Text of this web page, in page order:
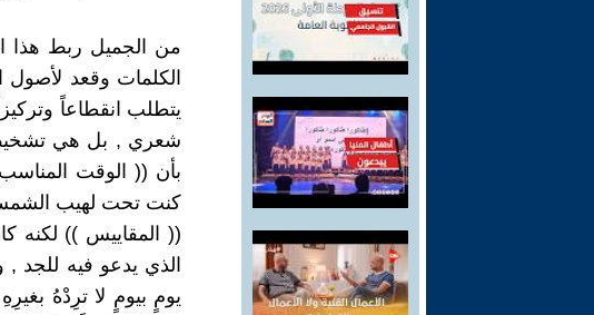
من الجميل ربط هذا
الكلمات وقعد
يتطلب انقطاعاً
شعري , بل هي
بأن (( الوقت
كنت تحت لهيب
(( المقاييس )) لكنه
الذي يدعو فيه للجد
يومٍ بيومٍ لا ترِدْهُ